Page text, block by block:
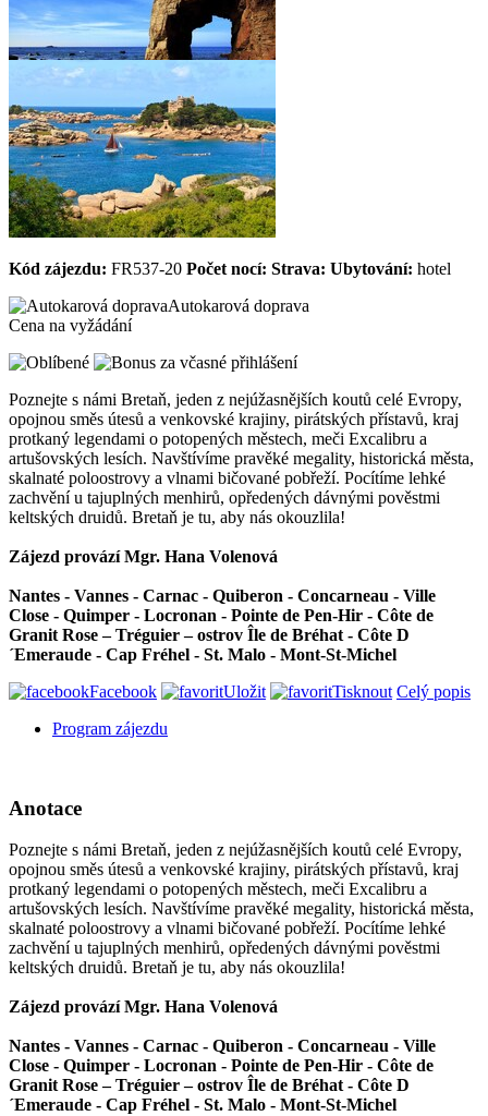
Kód zájezdu: FR537-20 Počet nocí: Strava: Ubytování: hotel
Autokarová doprava
Cena na vyžádání
Poznejte s námi Bretaň, jeden z nejúžasnějších koutů celé Evropy,
opojnou směs útesů a venkovské krajiny, pirátských přístavů, kraj
protkaný legendami o potopených městech, meči Excalibru a
artušovských lesích. Navštívíme pravěké megality, historická města,
skalnaté poloostrovy a vlnami bičované pobřeží. Pocítíme lehké
zachvění u tajuplných menhirů, opředených dávnými pověstmi
keltských druidů. Bretaň je tu, aby nás okouzlila!
Zájezd provází Mgr. Hana Volenová
Nantes - Vannes - Carnac - Quiberon - Concarneau - Ville
Close - Quimper - Locronan - Pointe de Pen-Hir - Côte de
Granit Rose – Tréguier – ostrov Île de Bréhat - Côte D
´Emeraude - Cap Fréhel - St. Malo - Mont-St-Michel
Facebook
Uložit Tisknout Celý popis
Program zájezdu
Anotace
Poznejte s námi Bretaň, jeden z nejúžasnějších koutů celé Evropy,
opojnou směs útesů a venkovské krajiny, pirátských přístavů, kraj
protkaný legendami o potopených městech, meči Excalibru a
artušovských lesích. Navštívíme pravěké megality, historická města,
skalnaté poloostrovy a vlnami bičované pobřeží. Pocítíme lehké
zachvění u tajuplných menhirů, opředených dávnými pověstmi
keltských druidů. Bretaň je tu, aby nás okouzlila!
Zájezd provází Mgr. Hana Volenová
Nantes - Vannes - Carnac - Quiberon - Concarneau - Ville
Close - Quimper - Locronan - Pointe de Pen-Hir - Côte de
Granit Rose – Tréguier – ostrov Île de Bréhat - Côte D
´Emeraude - Cap Fréhel - St. Malo - Mont-St-Michel